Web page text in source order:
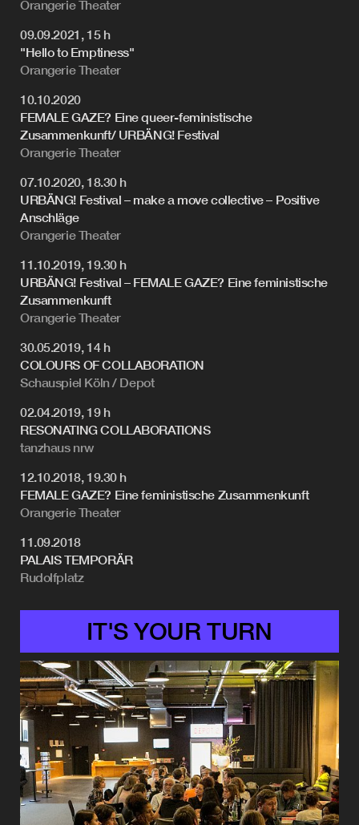
Orangerie Theater
09.09.2021, 15 h
"Hello to Emptiness"
Orangerie Theater
10.10.2020
FEMALE GAZE? Eine queer-feministische
Zusammenkunft/ URBÄNG! Festival
Orangerie Theater
07.10.2020, 18.30 h
URBÄNG! Festival – make a move collective – Positive
Anschläge
Orangerie Theater
11.10.2019, 19.30 h
URBÄNG! Festival – FEMALE GAZE? Eine feministische
Zusammenkunft
Orangerie Theater
30.05.2019, 14 h
COLOURS OF COLLABORATION
Schauspiel Köln / Depot
02.04.2019, 19 h
RESONATING COLLABORATIONS
tanzhaus nrw
12.10.2018, 19.30 h
FEMALE GAZE? Eine feministische Zusammenkunft
Orangerie Theater
11.09.2018
PALAIS TEMPORÄR
Rudolfplatz
IT'S YOUR TURN